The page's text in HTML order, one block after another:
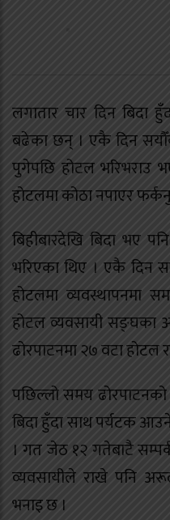
लगातार चार दिन बिदा
बढेका छन् । एकै दिन
पुगेपछि होटल भरिभराउ
होटलमा कोठा नपाएर
बिहीबारदेखि बिदा भए
भरिएका थिए । एकै दिन
होटलमा व्यवस्थापनमा
होटल व्यवसायी सङ्घका
ढोरपाटनमा २७ वटा होटल
पछिल्लो समय
बिदा हुँदा साथ पर्यटक
। गत जेठ १२ गतेबाटै
व्यवसायीले राखे पनि
भनाइ छ ।